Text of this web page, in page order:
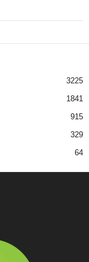
3225
1841
915
329
64